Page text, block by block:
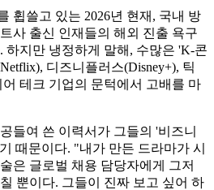
휩쓸고 있는 2026년 현재, 국내 방
사 출신 인재들의 해외 진출 욕구
하지만 냉정하게 말해, 수많은 'K-콘
디즈니플러스(Disney+), 틱
테크 기업의 문턱에서 고배를 마
들여 쓴 이력서가 그들의 '비즈니
때문이다. "내가 만든 드라마가 시
은 글로벌 채용 담당자에게 그저
뿐이다. 그들이 진짜 보고 싶어 하